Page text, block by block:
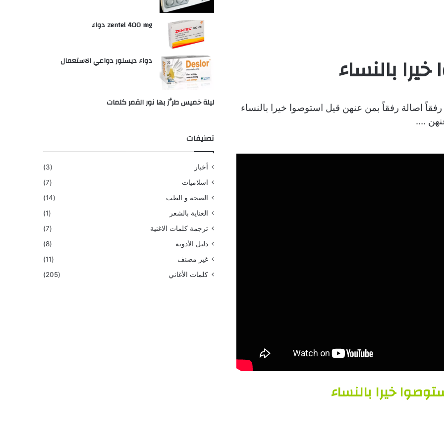
بالنساء
اصالة رفقاً بمن عنهن قيل استوصوا خيرا بالنساء
….
خيرا بالنساء
zentel 400 mg دواء
دواء ديسلور دواعي الاستعمال
ليلة خميس طرَّز بها نور القمر كلمات
تصنيفات
أخبار
(3)
اسلاميات
(7)
الصحة و الطب
(14)
العناية بالشعر
(1)
ترجمة كلمات الاغنية
(7)
دليل الأدوية
(8)
غير مصنف
(11)
كلمات الأغاني
(205)